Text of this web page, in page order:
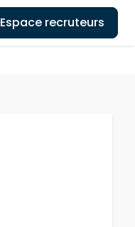
Espace recruteurs